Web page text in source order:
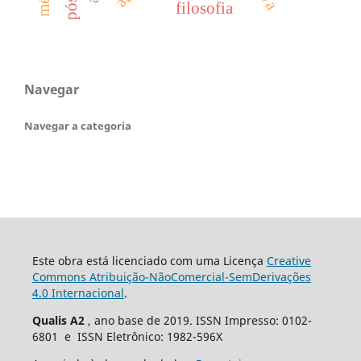
filosofia
Navegar
Navegar a categoria
Este obra está licenciado com uma Licença Creative
Commons Atribuição-NãoComercial-SemDerivações
4.0 Internacional.
Qualis A2 , ano base de 2019. ISSN Impresso: 0102-
6801 e ISSN Eletrônico: 1982-596X